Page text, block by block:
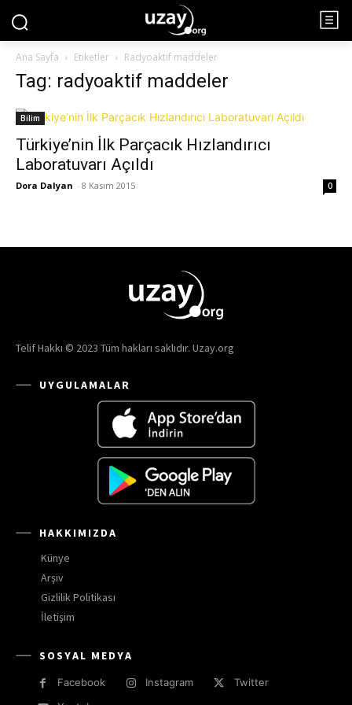
Ana Sayfa Etiketler Radyoaktif maddeler
Tag: radyoaktif maddeler
Bilim
Türkiye’nin İlk Parçacık Hızlandırıcı
Laboratuvarı Açıldı
Dora Dalyan - 8 Kasım 2015 0
Telif Hakkı © 2023 Tüm hakları saklıdır. Uzay.org
UYGULAMALAR
HAKKIMIZDA
Künye
Arşiv
Gizlilik Politikası
İletişim
SOSYAL MEDYA
Facebook Instagram
Twitter